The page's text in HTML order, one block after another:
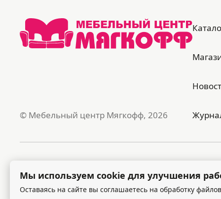
© Мебельный центр Мягкофф, 2026
Мы используем cookie для улучшения
Оставаясь на сайте вы соглашаетесь на обработку